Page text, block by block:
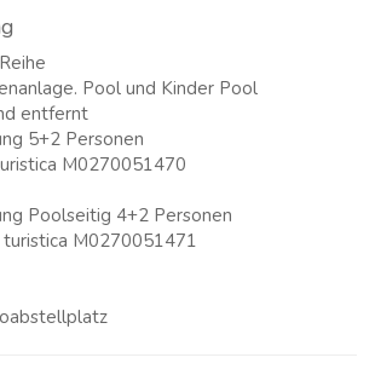
Pool und Kinder Pool
entfernt
5+2 Personen
M0270051470
Poolseitig 4+2 Personen
M0270051471